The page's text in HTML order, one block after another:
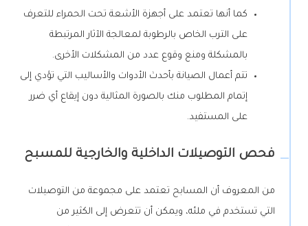
كما أنها تعتمد على أجهزة الأشعة تحت الحمراء للتعرف
على الترب الخاص بالرطوبة لمعالجة الآثار المرتبطة
بالمشكلة ومنع وقوع عدد من المشكلات الأخرى.
تتم أعمال الصيانة بأحدث الأدوات والأساليب التي تؤدي إلى
إتمام المطلوب منك بالصورة المثالية دون إيقاع أي ضرر
على المستفيد.
فحص التوصيلات الداخلية والخارجية للمسبح
من المعروف أن المسابح تعتمد على مجموعة من التوصيلات
التي تستخدم في ملئه، ويمكن أن تتعرض إلى الكثير من